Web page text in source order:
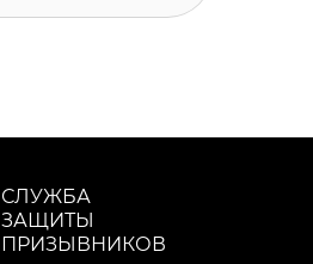
СЛУЖБА
ЗАЩИТЫ
ПРИЗЫВНИКОВ